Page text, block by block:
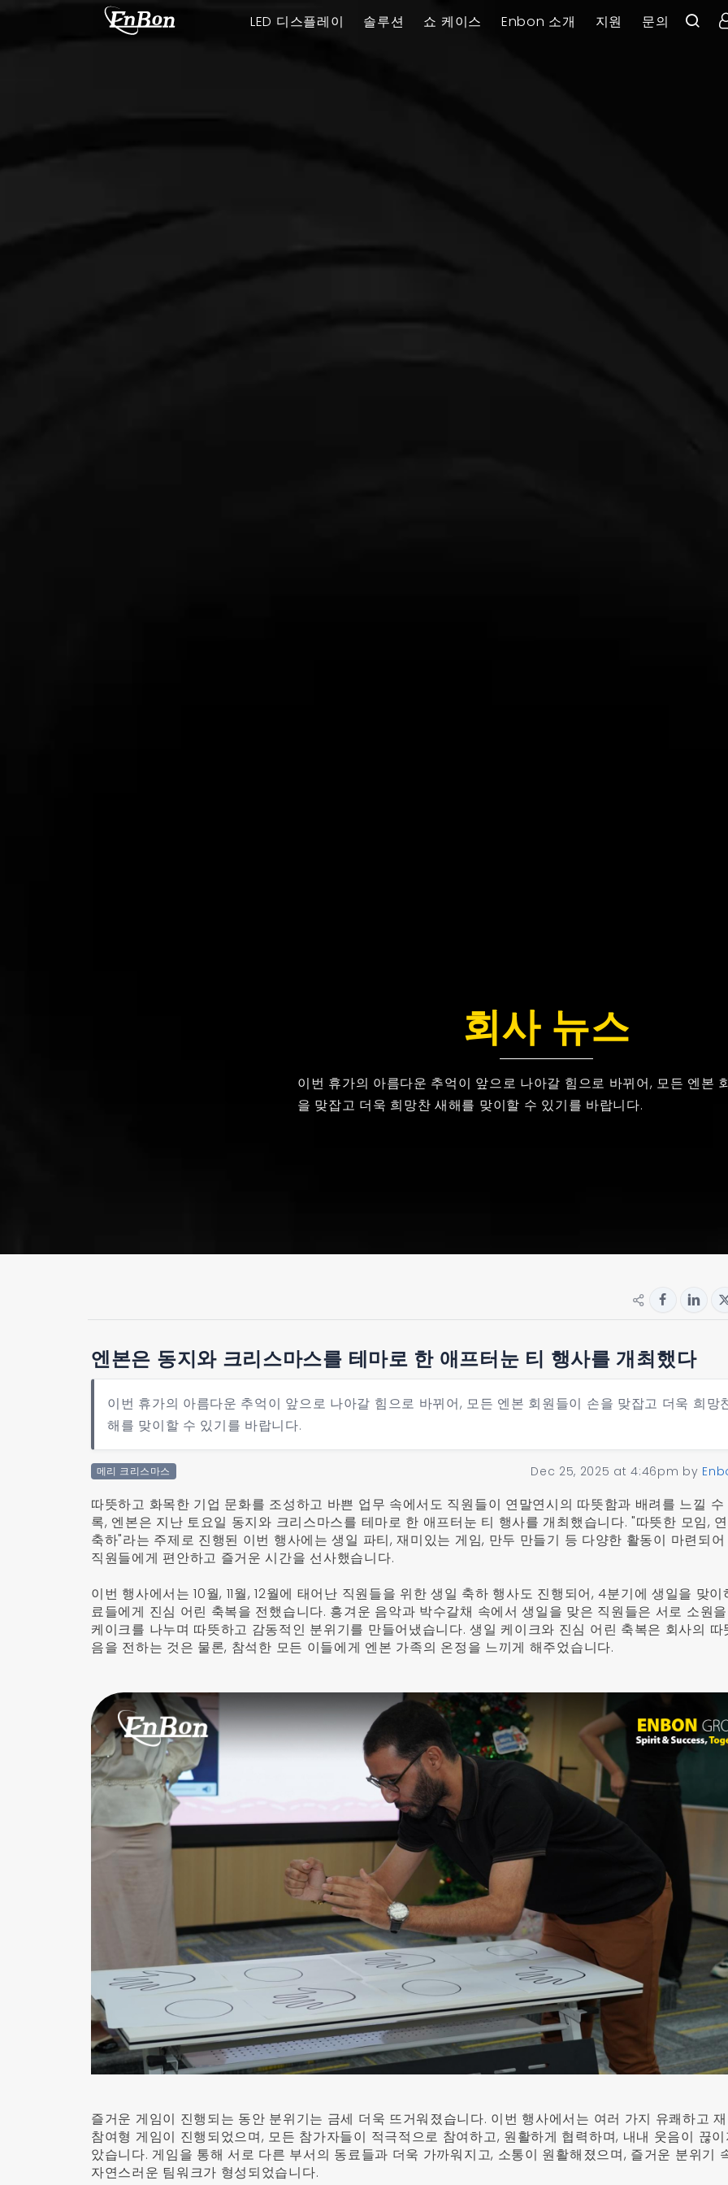
LED 디스플레이 솔루션 쇼 케이스 Enbon 소개 지원 문의
회사 뉴스
이번 휴가의 아름다운 추억이 앞으로 나아갈 힘으로 바뀌어, 모든 엔본
을 맞잡고 더욱 희망찬 새해를 맞이할 수 있기를 바랍니다.
엔본은 동지와 크리스마스를 테마로 한 애프터눈 티 행사를 개최했다
이번 휴가의 아름다운 추억이 앞으로 나아갈 힘으로 바뀌어, 모든 엔본 회원들이 손을 맞잡고 더욱 희망
해를 맞이할 수 있기를 바랍니다.
메리 크리스마스 Dec 25, 2025 at 4:46pm by
따뜻하고 화목한 기업 문화를 조성하고 바쁜 업무 속에서도 직원들이 연말연시의 따뜻함과 배려를 느낄 수
록, 엔본은 지난 토요일 동지와 크리스마스를 테마로 한 애프터눈 티 행사를 개최했습니다. "따뜻한 모임,
축하"라는 주제로 진행된 이번 행사에는 생일 파티, 재미있는 게임, 만두 만들기 등 다양한 활동이 마련되어
직원들에게 편안하고 즐거운 시간을 선사했습니다.
이번 행사에서는 10월, 11월, 12월에 태어난 직원들을 위한 생일 축하 행사도 진행되어, 4분기에 생일을 맞이
료들에게 진심 어린 축복을 전했습니다. 흥겨운 음악과 박수갈채 속에서 생일을 맞은 직원들은 서로 소원
케이크를 나누며 따뜻하고 감동적인 분위기를 만들어냈습니다. 생일 케이크와 진심 어린 축복은 회사의 따
음을 전하는 것은 물론, 참석한 모든 이들에게 엔본 가족의 온정을 느끼게 해주었습니다.
즐거운 게임이 진행되는 동안 분위기는 금세 더욱 뜨거워졌습니다. 이번 행사에서는 여러 가지 유쾌하고
참여형 게임이 진행되었으며, 모든 참가자들이 적극적으로 참여하고, 원활하게 협력하며, 내내 웃음이 끊
았습니다. 게임을 통해 서로 다른 부서의 동료들과 더욱 가까워지고, 소통이 원활해졌으며, 즐거운 분위기
자연스러운 팀워크가 형성되었습니다.